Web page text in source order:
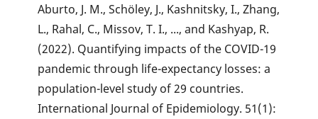
Aburto, J. M., Schöley, J., Kashnitsky, I., Zhang,
L., Rahal, C., Missov, T. I., ..., and Kashyap, R.
(2022). Quantifying impacts of the COVID-19
pandemic through life-expectancy losses: a
population-level study of 29 countries.
International Journal of Epidemiology. 51(1):